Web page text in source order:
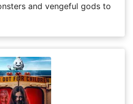
and vengeful gods to